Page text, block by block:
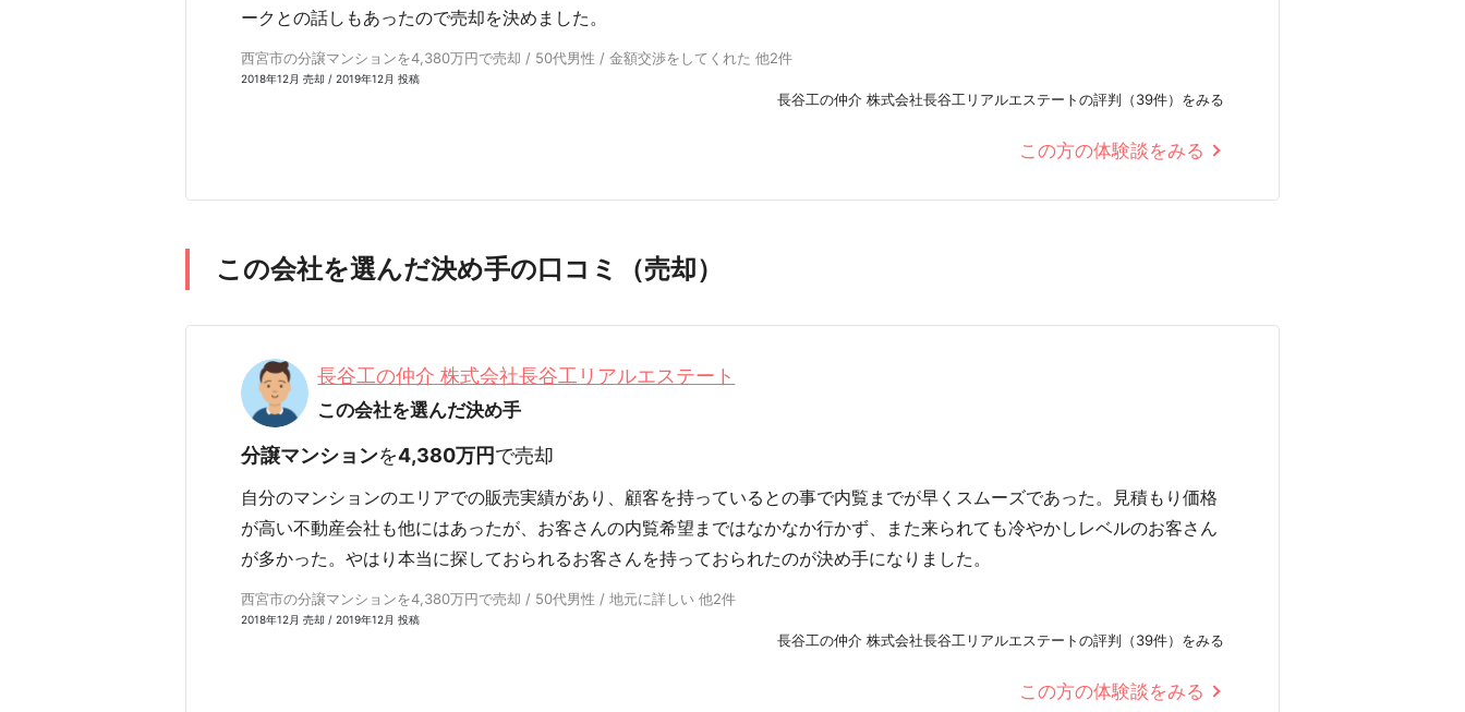
ークとの話しもあったので売却を決めました。
西宮市の分譲マンションを4,380万円で売却 / 50代男性 / 金額交渉をしてくれた 他2件
2018年12月 売却 / 2019年12月 投稿
長谷工の仲介 株式会社長谷工リアルエステートの評判（39件）をみる
この方の体験談をみる
この会社を選んだ決め手の口コミ（売却）
長谷工の仲介 株式会社長谷工リアルエステート
この会社を選んだ決め手
分譲マンションを4,380万円で売却
自分のマンションのエリアでの販売実績があり、顧客を持っているとの事で内覧までが早くスムーズであった。見積もり価格
が高い不動産会社も他にはあったが、お客さんの内覧希望まではなかなか行かず、また来られても冷やかしレベルのお客さん
が多かった。やはり本当に探しておられるお客さんを持っておられたのが決め手になりました。
西宮市の分譲マンションを4,380万円で売却 / 50代男性 / 地元に詳しい 他2件
2018年12月 売却 / 2019年12月 投稿
長谷工の仲介 株式会社長谷工リアルエステートの評判（39件）をみる
この方の体験談をみる